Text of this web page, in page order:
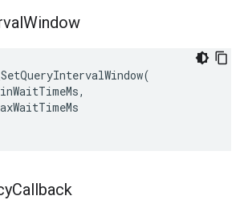
Window
Callback